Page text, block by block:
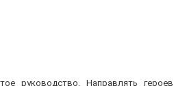
руководство. Направлять